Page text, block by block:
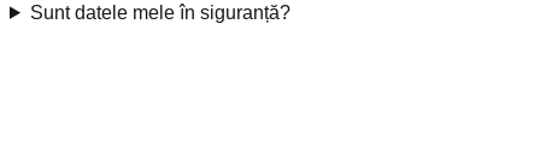
Sunt datele mele în siguranță?